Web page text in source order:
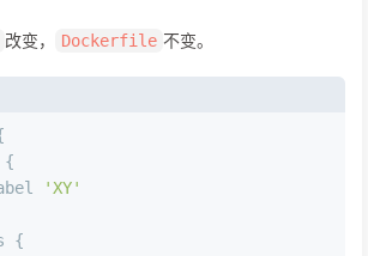
改变， Dockerfile 不变。
{
'XY'
{